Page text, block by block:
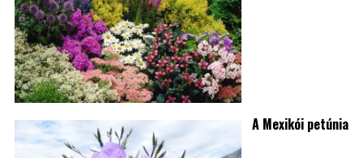
A Mexikói petúnia